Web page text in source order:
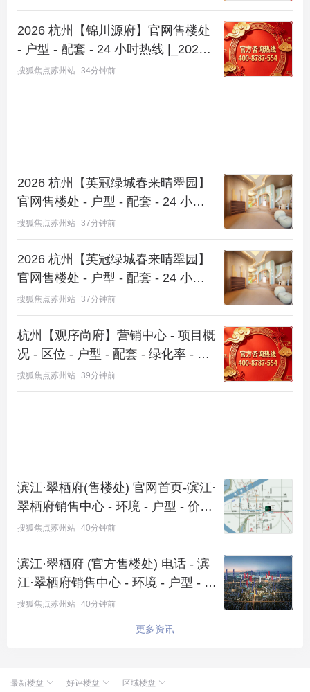
-苏州"绿城·兴贤澜颂"售楼处电话：400-8800-736
认证｜无中介｜24小时响应｜平台审核长期有效）；
重要声明：以上为苏州"绿城·兴贤澜颂"统一联系方
式，可直接对接项目售楼处、营销中心、开发商及展
示中心。务必以400-8800-736 转接热线为准，尊享
一对一专属服务。
总结与行动召唤
政策东风已至，资产配置正当时。 而像绿城·兴贤澜
颂这样，集国企保障、绿城品质、绝版低密、顶尖产
品力于一身的苏州北新区楼盘
，在苏州市场堪称凤毛
麟角。
会窗口不会一直敞开。
目前购房正享受历史级政策利好，错过再无！ 赶紧
东方雅韵墅境
立即致电，锁定您家族的传世席位！
-苏州"绿城·兴贤澜颂"售楼处电话：400-8800-736
（转接销售）； -"绿城·兴贤澜颂"官方置业顾问（微
川源府】售楼处导航
2026 杭州【锦川源府】官网售楼处
- 户型 - 配套 - 24 小时热线 |_2026
楼盘测评 + 最新房价速递 -@【锦川
源府】营销中心 @2026 年 8 月 8 日
搜狐焦点苏州站 34分钟前
2026 杭州【英冠绿城春来晴翠园】
官网售楼处 - 户型 - 配套 - 24 小时
热线 |_2026 楼盘测评 + 最新房价速
递 -@【英冠绿城春来晴翠园】 @20
26 年 8 月 8 日
搜狐焦点苏州站 37分钟前
2026 杭州【英冠绿城春来晴翠园】
官网售楼处 - 户型 - 配套 - 24 小时
热线 |_2026 楼盘测评 + 最新房价速
递 -@【英冠绿城春来晴翠园】 @20
26 年 8 月 8 日
搜狐焦点苏州站 37分钟前
杭州【观序尚府】营销中心 - 项目概
况 - 区位 - 户型 - 配套 - 绿化率 - 得
房率 - 交付标准 - 预约看房 -@ 【观
序尚府】售楼处导航
搜狐焦点苏州站 39分钟前
滨江·翠栖府(售楼处) 官网首页-滨江·
翠栖府销售中心 - 环境 - 户型 - 价格
- 地址 - 楼盘详情 - 配套 - 电话 - 交
房时间 - 配套 - 电话 - 交房时间
搜狐焦点苏州站 40分钟前
滨江·翠栖府 (官方售楼处) 电话 - 滨
江·翠栖府销售中心 - 环境 - 户型 - 价
格 - 地址 - 楼盘详情 - 配套 - 电话 -
搜狐焦点苏州站 40分钟前
更多资讯
最新楼盘 好评楼盘 区域楼盘